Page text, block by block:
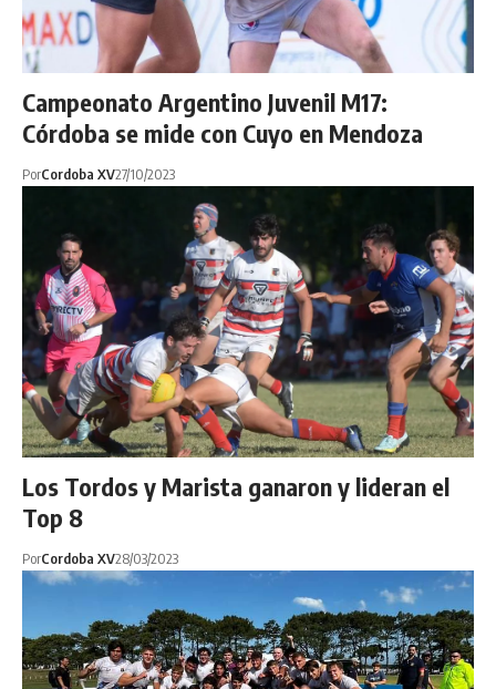
Campeonato Argentino Juvenil M17:
Córdoba se mide con Cuyo en Mendoza
PorCordoba XV27/10/2023
Los Tordos y Marista ganaron y lideran el
Top 8
PorCordoba XV28/03/2023